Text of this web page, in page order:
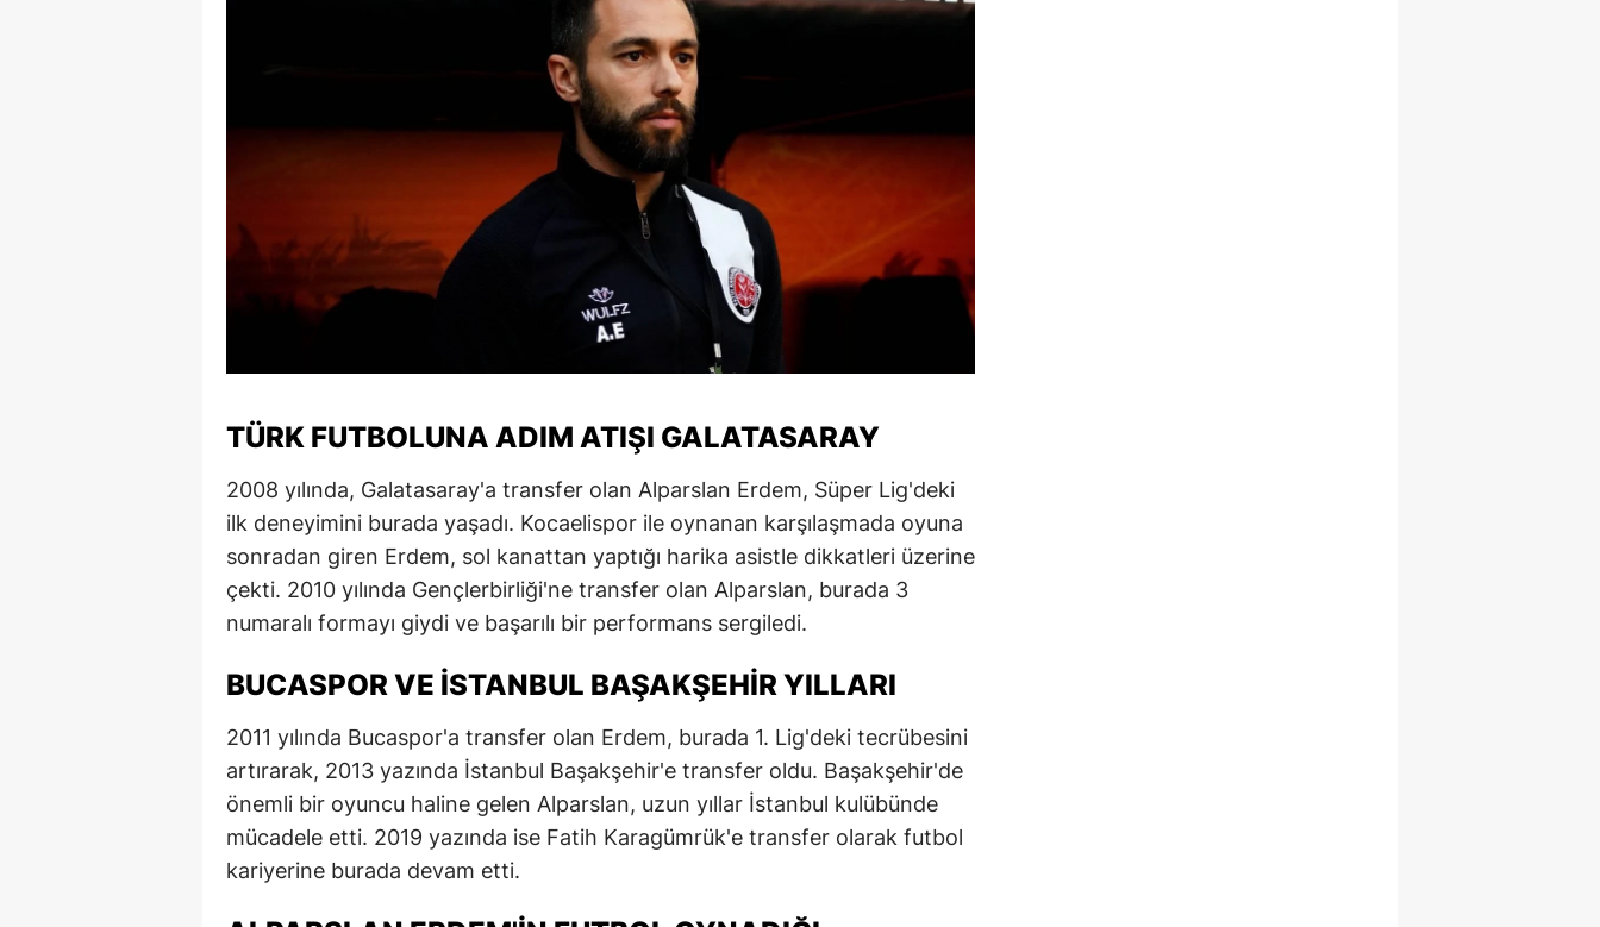
Gümüşhane
Hakkari
Hatay
Isparta
Kars
Kastamonu
Kayseri
Kırklareli
Kırşehir
Kocaeli
Konya
Malatya
Manisa
Mardin
TÜRK FUTBOLUNA ADIM ATIŞI GALATASARAY
2008 yılında, Galatasaray'a transfer olan Alparslan Erdem, Süper Lig'deki
ilk deneyimini burada yaşadı. Kocaelispor ile oynanan karşılaşmada oyuna
sonradan giren Erdem, sol kanattan yaptığı harika asistle dikkatleri üzerine
çekti. 2010 yılında Gençlerbirliği'ne transfer olan Alparslan, burada 3
numaralı formayı giydi ve başarılı bir performans sergiledi.
BUCASPOR VE İSTANBUL BAŞAKŞEHIR YILLARI
2011 yılında Bucaspor'a transfer olan Erdem, burada 1. Lig'deki tecrübesini
artırarak, 2013 yazında İstanbul Başakşehir'e transfer oldu. Başakşehir'de
önemli bir oyuncu haline gelen Alparslan, uzun yıllar İstanbul kulübünde
mücadele etti. 2019 yazında ise Fatih Karagümrük'e transfer olarak futbol
kariyerine burada devam etti.